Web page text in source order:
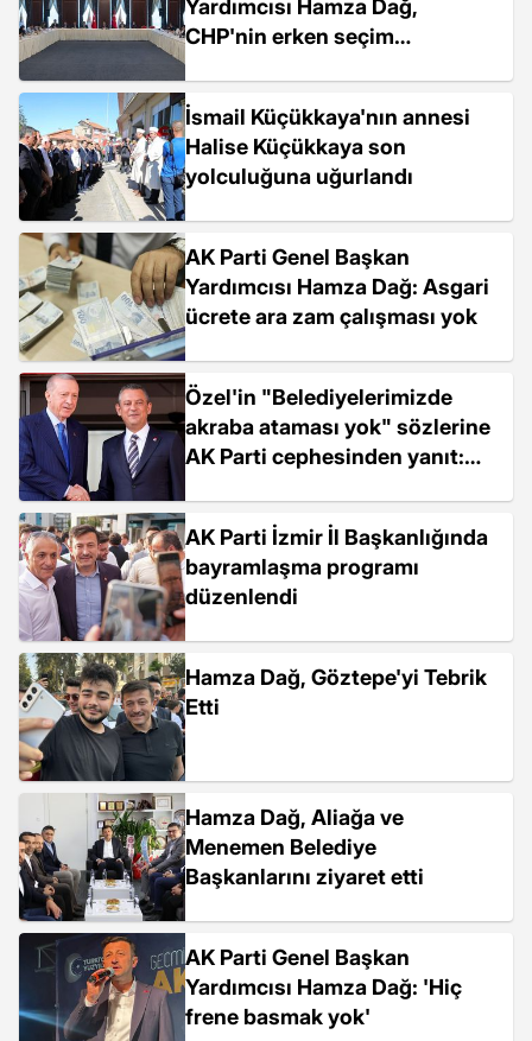
Yardımcısı Hamza Dağ,
CHP'nin erken seçim
İsmail Küçükkaya'nın annesi
Halise Küçükkaya son
yolculuğuna uğurlandı
AK Parti Genel Başkan
Yardımcısı Hamza Dağ: Asgari
ücrete ara zam çalışması yok
Özel'in "Belediyelerimizde
akraba ataması yok" sözlerine
AK Parti cephesinden yanıt:
AK Parti İzmir İl Başkanlığında
bayramlaşma programı
düzenlendi
Hamza Dağ, Göztepe'yi Tebrik
Etti
Hamza Dağ, Aliağa ve
Menemen Belediye
Başkanlarını ziyaret etti
AK Parti Genel Başkan
Yardımcısı Hamza Dağ: 'Hiç
frene basmak yok'